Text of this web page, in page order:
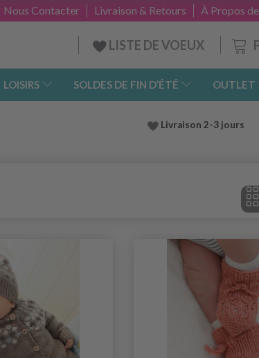
À Propos
Livraison & Retours
Nous Contacter
LISTE DE VOEUX
LOISIRS SOLDES DE FIN D’ÉTÉ OUTLET
Livraison 2-3 jours